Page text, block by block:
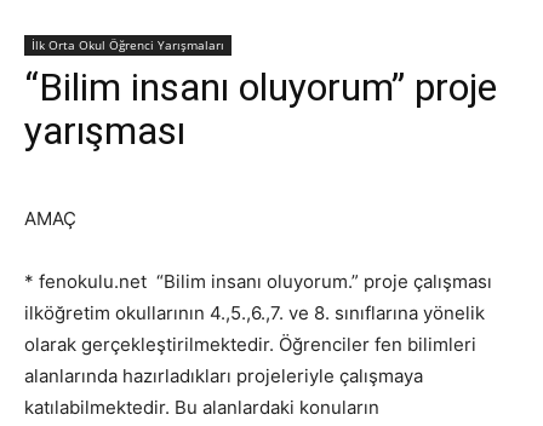
İlk Orta Okul Öğrenci Yarışmaları
“Bilim insanı oluyorum” proje
yarışması
AMAÇ
* fenokulu.net “Bilim insanı oluyorum.” proje çalışması
ilköğretim okullarının 4.,5.,6.,7. ve 8. sınıflarına yönelik
olarak gerçekleştirilmektedir. Öğrenciler fen bilimleri
alanlarında hazırladıkları projeleriyle çalışmaya
katılabilmektedir. Bu alanlardaki konuların